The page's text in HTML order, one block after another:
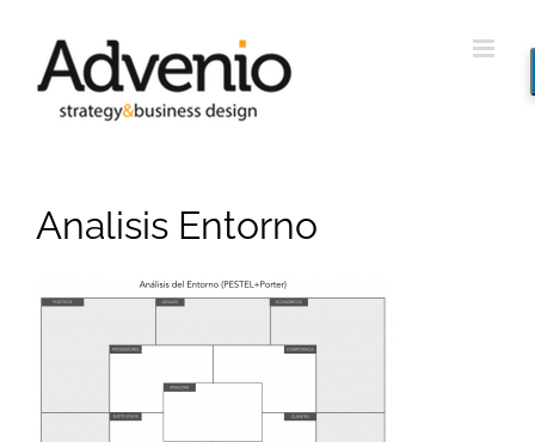
contenido
Analisis Entorno